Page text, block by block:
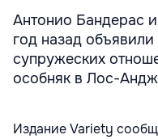
Антонио Бандерас
год назад
супружеских
особняк в Лос-
Издание Variety